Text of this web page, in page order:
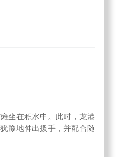
坐在积水中。此时，龙港
豫地伸出援手，并配合随